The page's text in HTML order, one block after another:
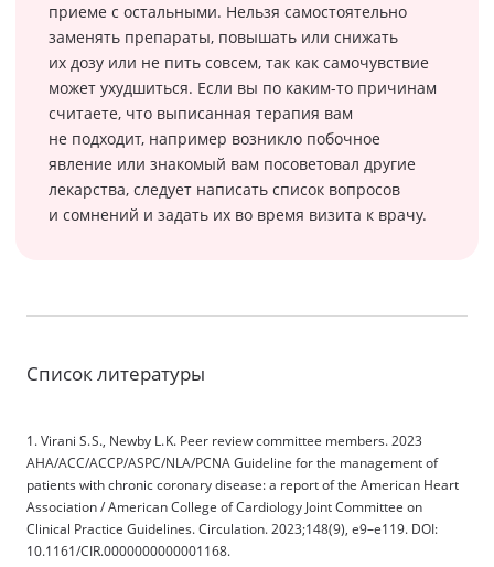
приеме с остальными. Нельзя самостоятельно
заменять препараты, повышать или снижать
их дозу или не пить совсем, так как самочувствие
может ухудшиться. Если вы по каким-то причинам
считаете, что выписанная терапия вам
не подходит, например возникло побочное
явление или знакомый вам посоветовал другие
лекарства, следует написать список вопросов
и сомнений и задать их во время визита к врачу.
Список литературы
1. Virani S. S., Newby L. K. Peer review committee members. 2023
AHA/ACC/ACCP/ASPC/NLA/PCNA Guideline for the management of
patients with chronic coronary disease: a report of the American Heart
Association / American College of Cardiology Joint Committee on
Clinical Practice Guidelines. Circulation. 2023;148(9), e9–e119. DOI:
10.1161/CIR.0000000000001168.